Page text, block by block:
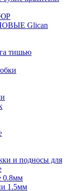
Glican
тишью
и подносы для
0.8мм
1.5мм